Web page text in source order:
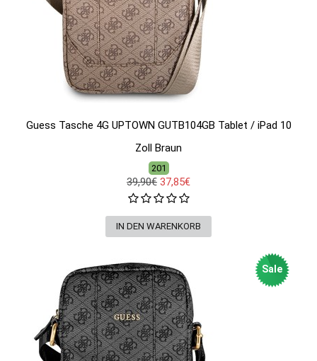
Guess Tasche 4G UPTOWN GUTB104GB Tablet / iPad 10
Zoll Braun
201
39,90€ 37,85€
Sale